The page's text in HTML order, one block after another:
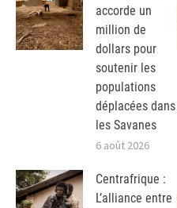
accorde un
million de
dollars pour
soutenir les
populations
déplacées dans
les Savanes
6 août 2026
Centrafrique :
L’alliance entre